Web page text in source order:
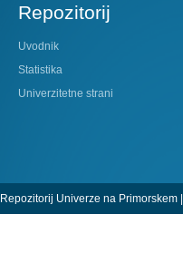
Repozitorij
Uvodnik
Statistika
Univerzitetne strani
Repozitorij Univerze na Primorskem |